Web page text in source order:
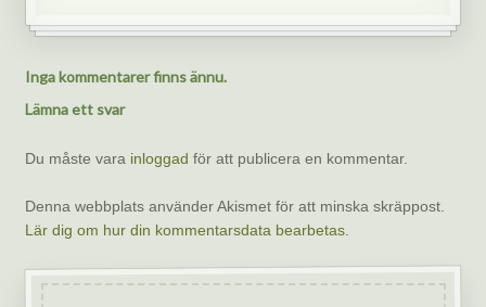
Inga kommentarer finns ännu.
Lämna ett svar
Du måste vara inloggad för att publicera en kommentar.
Denna webbplats använder Akismet för att minska skräppost.
Lär dig om hur din kommentarsdata bearbetas.